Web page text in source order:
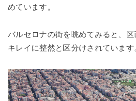
めています。
バルセロナの街を眺めてみると、
キレイに整然と区分けされています